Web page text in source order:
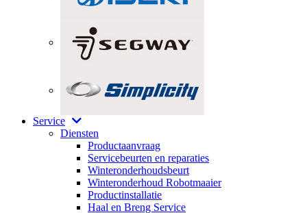
Service
Diensten
Productaanvraag
Servicebeurten en reparaties
Winteronderhoudsbeurt
Winteronderhoud Robotmaaier
Productinstallatie
Haal en Breng Service